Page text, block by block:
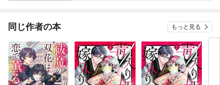
同じ作者の本 もっと見る